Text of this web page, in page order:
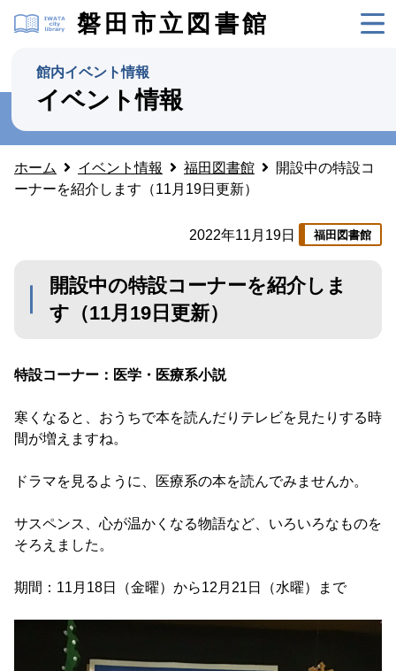
磐田市立図書館
館内イベント情報
イベント情報
ホーム イベント情報 福田図書館
開設中の特設コ
ーナーを紹介します（11月19日更新）
2022年11月19日 福田図書館
開設中の特設コーナーを紹介しま
す（11月19日更新）
特設コーナー：医学・医療系小説
寒くなると、おうちで本を読んだりテレビを見たりする時
間が増えますね。
ドラマを見るように、医療系の本を読んでみませんか。
サスペンス、心が温かくなる物語など、いろいろなものを
そろえました。
期間：11月18日（金曜）から12月21日（水曜）まで